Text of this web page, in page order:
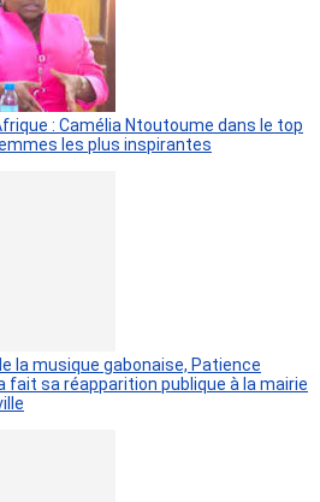
: Camélia Ntoutoume dans le top
les plus inspirantes
la musique gabonaise, Patience
fait sa réapparition publique à la mairie